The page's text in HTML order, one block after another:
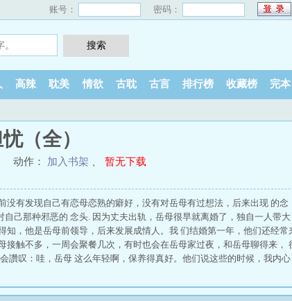
账号： 密码：
高辣 耽美 情欲 古耽 古言 排行榜 收藏榜 完本
（全）
动作： 加入书架
暂无下载
有发现自己有恋母恋熟的癖好，没有对岳母有过想法，后来出现 的念
己那种邪恶的 念头. 因为丈夫出轨，岳母很早就离婚了，独自一人带大
，他是岳母前领导，后来发展成情人。我 们结婚第一年，他们还经常
触不多，一周会聚餐几次，有时也会在岳母家过夜，和岳母聊得来，
讚叹：哇，岳母 这么年轻啊，保养得真好。他们说这些的时候，我内心